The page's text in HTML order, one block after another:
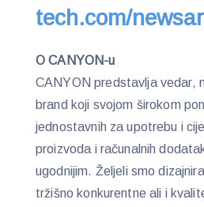
tech.com/
O CANYON-u
CANYON predstavlja vedar,
brand koji svojom širokom
jednostavnih za upotrebu i
proizvoda i računalnih
ugodnijim. Željeli smo
tržišno konkurentne ali i